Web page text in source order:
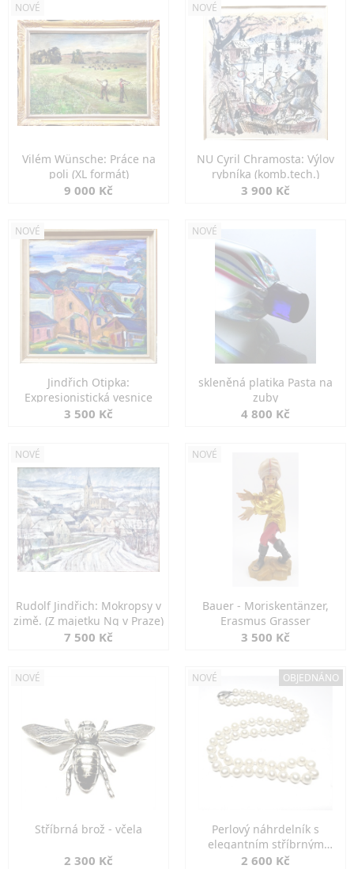
NOVÉ
Vilém Wünsche: Práce na
poli (XL formát)
9 000 Kč
NOVÉ
NU Cyril Chramosta: Výlov
rybníka (komb.tech.)
3 900 Kč
NOVÉ
Jindřich Otipka:
Expresionistická vesnice
3 500 Kč
NOVÉ
skleněná platika Pasta na
zuby
4 800 Kč
NOVÉ
Rudolf Jindřich: Mokropsy v
zimě. (Z majetku Ng v Praze)
7 500 Kč
NOVÉ
Bauer - Moriskentänzer,
Erasmus Grasser
3 500 Kč
NOVÉ
Stříbrná brož - včela
2 300 Kč
NOVÉ OBJEDNÁNO
Perlový náhrdelník s
elegantním stříbrným
zapínáním
2 600 Kč